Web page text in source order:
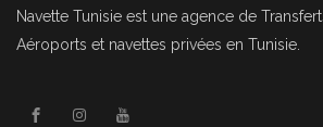
Navette Tunisie est une agence de
Aéroports et navettes privées en Tunisie.